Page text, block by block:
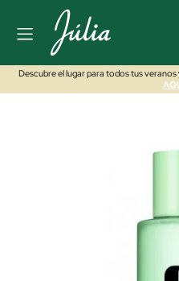
Descubre el lugar para todos tus